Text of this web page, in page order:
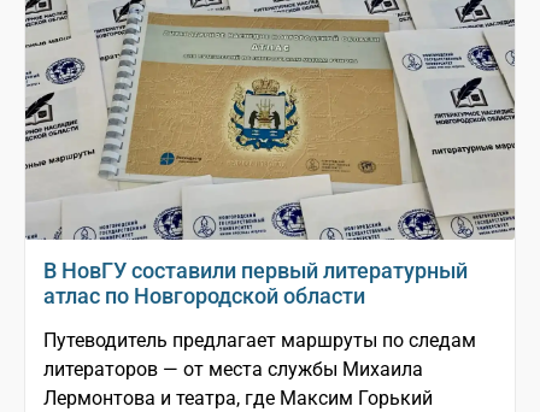
В НовГУ составили первый литературный
атлас по Новгородской области
Путеводитель предлагает маршруты по следам
литераторов — от места службы Михаила
Лермонтова и театра, где Максим Горький